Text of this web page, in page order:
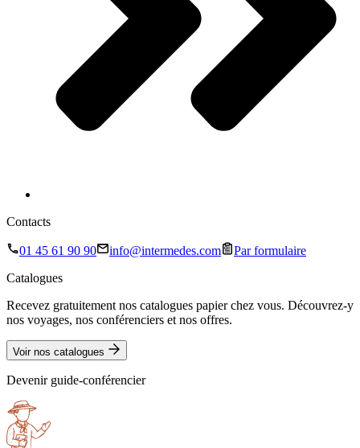
Contacts
01 45 61 90 90 info@intermedes.com
Par formulaire
Catalogues
Recevez gratuitement nos catalogues papier chez vous. Découvrez-y
nos voyages, nos conférenciers et nos offres.
Voir nos catalogues
Devenir guide-conférencier